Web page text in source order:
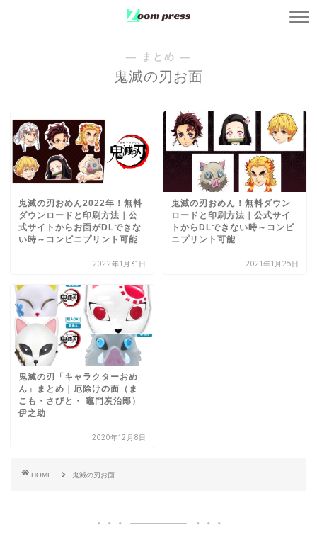
― まとめ ―
鬼滅の刃お面
鬼滅の刃おめん2022年！無料
ダウンロードと印刷方法｜公
式サイトからお面がDLできな
い時～コンビニプリント可能
2022年1月31日
鬼滅の刃おめん！無料ダウン
ロードと印刷方法｜公式サイ
トからDLできない時～コンビ
ニプリント可能
2021年1月25日
鬼滅の刃「キャラクターおめ
ん」まとめ｜厄除けの面（ま
こも・さびと・ 竈門炭治郎）
伊之助
2020年12月8日
HOME 鬼滅の刃お面